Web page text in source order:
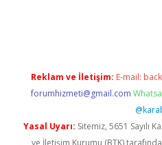
Reklam ve İletişim: E-mail:
forumhizmeti@gmail.com
Yasal Uyarı: Sitemiz, 5651 Sayılı
ve İletişim Kurumu (BTK)